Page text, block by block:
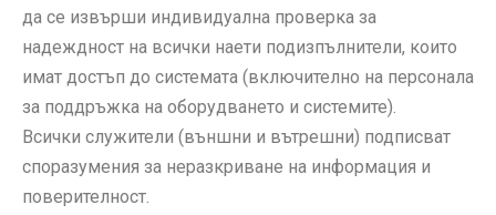
да се извърши индивидуална проверка за
надеждност на всички наети подизпълнители, които
имат достъп до системата (включително на персонала
за поддръжка на оборудването и системите).
Всички служители (външни и вътрешни) подписват
споразумения за неразкриване на информация и
поверителност.